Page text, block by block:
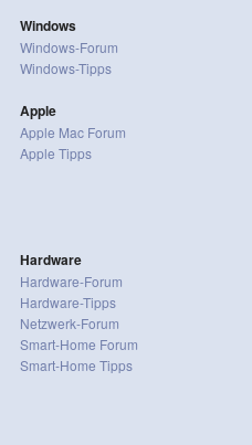
Windows
Windows-Forum
Windows-Tipps
Apple
Apple Mac Forum
Apple Tipps
Hardware
Hardware-Forum
Hardware-Tipps
Netzwerk-Forum
Smart-Home Forum
Smart-Home Tipps